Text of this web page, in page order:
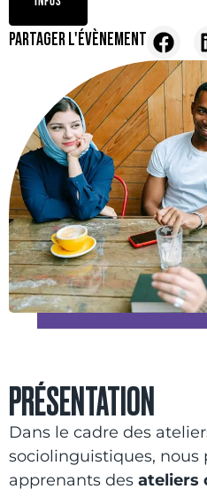
PARTAGER L'ÉVÈNEMENT
PRÉSENTATION
Dans le cadre des
sociolinguistiques, nous
apprenants des ateliers